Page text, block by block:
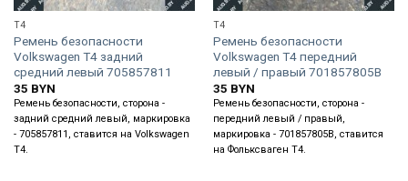
T4
Ремень безопасности
Volkswagen T4 задний
средний левый 705857811
35 BYN
Ремень безопасности, сторона -
задний средний левый, маркировка
- 705857811, ставится на Volkswagen
T4.
T4
Ремень безопасности
Volkswagen T4 передний
левый / правый 701857805B
35 BYN
Ремень безопасности, сторона -
передний левый / правый,
маркировка - 701857805B, ставится
на Фольксваген Т4.